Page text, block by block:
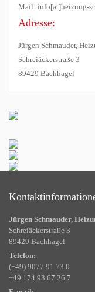
Mail: info[at]heizung-
Adresse:
Jürgen Schmauder,
Schreiäckerstraße 3
89429 Bachhagel
Jürgen Schmauder,
Schreiäckerstraße 3
89429 Bachhagel
Telefon:
(+49) 9077 91 73 0
+49 174 93 67 26 7